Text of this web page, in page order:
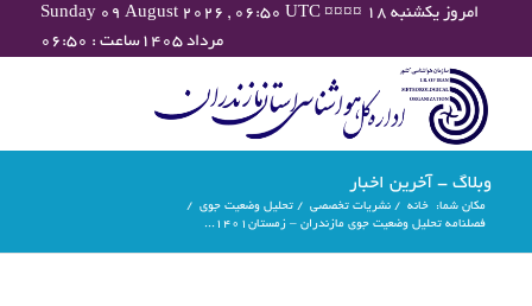
Sunday 09 August 2026 , 06:50 UTC ¤¤¤¤ امروز یکشنبه ۱۸
مرداد ۱۴۰۵ساعت : ۰۶:۵۰
وبلاگ - آخرین اخبار
مکان شما: خانه / نشریات تخصصی / تحلیل وضعیت جوی /
فصلنامه تحلیل وضعیت جوی مازندران – زمستان۱۴۰۱...